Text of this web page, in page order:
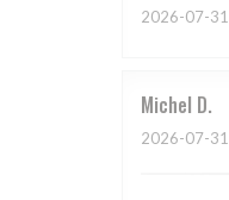
2026-07-31
Michel D
2026-07-31